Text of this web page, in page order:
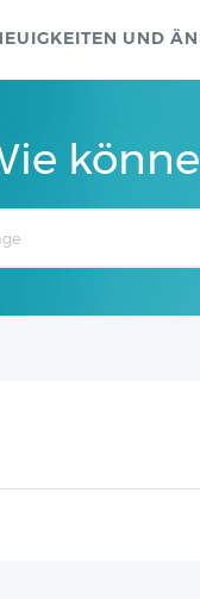
UND